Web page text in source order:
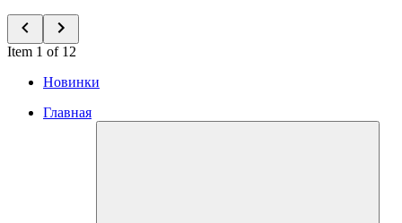
Item 1 of 12
Новинки
Главная